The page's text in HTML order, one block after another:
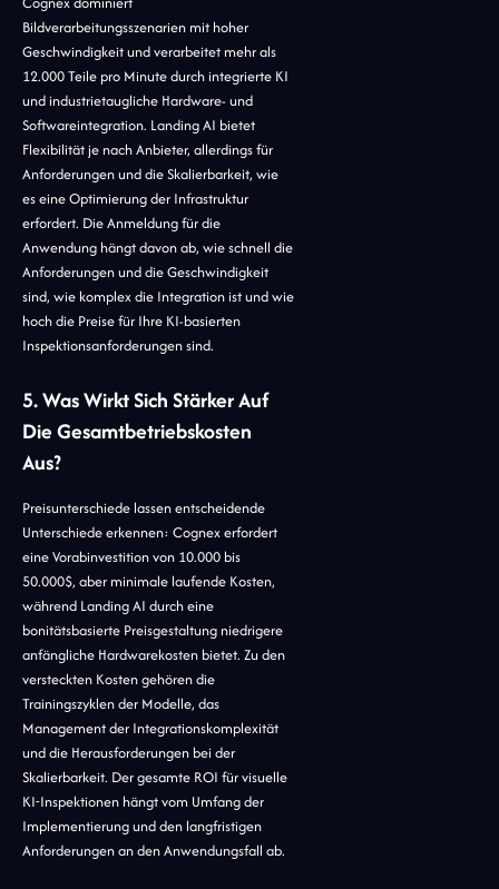
Bildverarbeitungsszenarien mit hoher
Geschwindigkeit und verarbeitet mehr als
12.000 Teile pro Minute durch integrierte KI
und industrietaugliche Hardware- und
Softwareintegration. Landing AI bietet
Flexibilität je nach Anbieter, allerdings für
Anforderungen und die Skalierbarkeit, wie
es eine Optimierung der Infrastruktur
erfordert. Die Anmeldung für die
Anwendung hängt davon ab, wie schnell die
Anforderungen und die Geschwindigkeit
sind, wie komplex die Integration ist und wie
hoch die Preise für Ihre KI-basierten
Inspektionsanforderungen sind.
5. Was Wirkt Sich Stärker Auf
Die Gesamtbetriebskosten
Aus?
Preisunterschiede lassen entscheidende
Unterschiede erkennen: Cognex erfordert
eine Vorabinvestition von 10.000 bis
50.000$, aber minimale laufende Kosten,
während Landing AI durch eine
bonitätsbasierte Preisgestaltung niedrigere
anfängliche Hardwarekosten bietet. Zu den
versteckten Kosten gehören die
Trainingszyklen der Modelle, das
Management der Integrationskomplexität
und die Herausforderungen bei der
Skalierbarkeit. Der gesamte ROI für visuelle
KI-Inspektionen hängt vom Umfang der
Implementierung und den langfristigen
Anforderungen an den Anwendungsfall ab.